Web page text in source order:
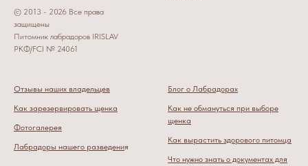
© 2013 - 2026 Все права
защищены
Питомник лабрадоров IRISLAV
РКФ/FCI № 24061
Отзывы наших владельцев
Как зарезервировать щенка
Фотогалерея
Лабрадоры нашего разведения
Блог о Лабрадорах
Как не обмануться при выборе
щенка
Как вырастить здорового питомца
Что нужно знать о документах для